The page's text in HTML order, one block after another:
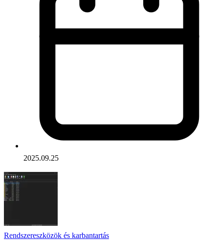
2025.09.25
Rendszereszközök és karbantartás